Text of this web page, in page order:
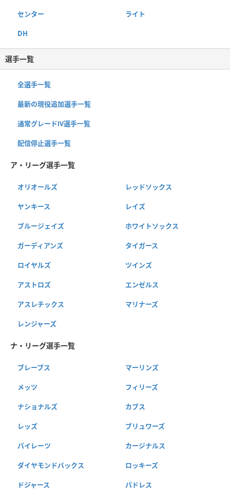
センター ライト
DH
選手一覧
全選手一覧
最新の現役追加選手一覧
通常グレードⅣ選手一覧
配信停止選手一覧
ア・リーグ選手一覧
オリオールズ レッドソックス
ヤンキース レイズ
ブルージェイズ ホワイトソックス
ガーディアンズ タイガース
ロイヤルズ ツインズ
アストロズ エンゼルス
アスレチックス マリナーズ
レンジャーズ
ナ・リーグ選手一覧
ブレーブス マーリンズ
メッツ フィリーズ
ナショナルズ カブス
レッズ ブリュワーズ
パイレーツ カージナルス
ダイヤモンドバックス ロッキーズ
ドジャース パドレス